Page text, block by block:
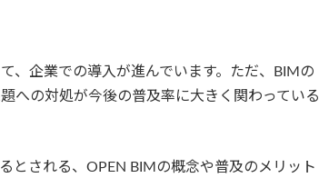
、企業での導入が進んでいます。ただ、BIMの
への対処が今後の普及率に大きく関わっている
とされる、OPEN BIMの概念や普及のメリット